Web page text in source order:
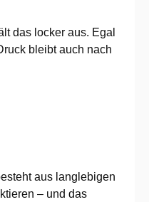
das locker aus. Egal
bleibt auch nach
aus langlebigen
– und das